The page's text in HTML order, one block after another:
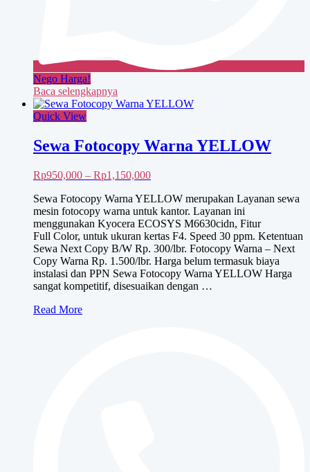
Nego Harga!
Baca selengkapnya
Quick View
Sewa Fotocopy Warna YELLOW
Rp950,000 – Rp1,150,000Rentang
Rp950,000
hingga
Rp1,150,000
Sewa Fotocopy Warna YELLOW merupakan Layanan sewa
mesin fotocopy warna untuk kantor. Layanan ini
menggunakan Kyocera ECOSYS M6630cidn, Fitur
Full Color, untuk ukuran kertas F4. Speed 30 ppm. Ketentuan
Sewa Next Copy B/W Rp. 300/lbr. Fotocopy Warna – Next
Copy Warna Rp. 1.500/lbr. Harga belum termasuk biaya
instalasi dan PPN Sewa Fotocopy Warna YELLOW Harga
sangat kompetitif, disesuaikan dengan …
Sewa
Read More